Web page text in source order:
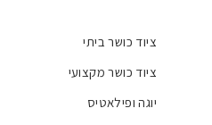
ציוד כושר ביתי
ציוד כושר מקצועי
יוגה ופילאטיס